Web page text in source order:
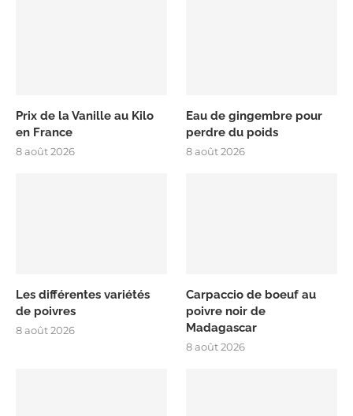
Prix de la Vanille au Kilo
en France
8 août 2026
Eau de gingembre pour
perdre du poids
8 août 2026
Les différentes variétés
de poivres
8 août 2026
Carpaccio de boeuf au
poivre noir de
Madagascar
8 août 2026